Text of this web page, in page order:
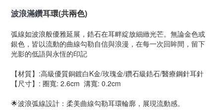
波浪滿鑽耳環(共兩色)
弧線如波浪般優雅延展，鋯石在耳畔綻放細緻光芒。無論金色或
銀色，皆以流動的曲線勾勒自信與浪漫，在每一次回眸間，留下
光影的低語與永恆的印記
【材質】:高級優質銅鍍白K金/玫瑰金/鑽石級鋯石/醫療鋼針耳針
【尺寸】: 圈寬: 2.6cm 溝寬: 0.2cm
🌟波浪弧線設計：柔美曲線勾勒耳環輪廓，展現流動感。